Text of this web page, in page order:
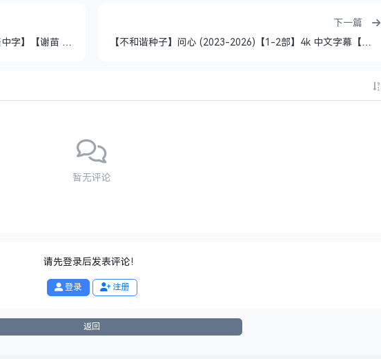
【国影】火遮眼（2026)【1080P&4K】【国语中字】【谢苗 / 林科灯】 【动作 / 犯罪】【25G】
下一篇
【不和谐种子】问心‎ (2023-2026)【1-2部】4k 中文字幕【赵又廷 / 毛晓彤 / 金世佳】
暂无评论
请先登录后发表评论！
登录 注册
返回